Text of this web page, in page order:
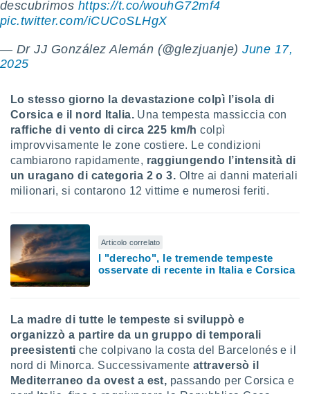
dei
il
di
e
per la
dei
la
delle
dei
e degli
descubrimos https://t.co/wouhG72mf4
pic.twitter.com/iCUCoSLHgX
— Dr JJ González Alemán (@glezjuanje)June 17,
2025
Lo stesso giorno la devastazione colpì l’isola di
Corsica e il nord Italia. Una tempesta massiccia con
raffiche di vento di circa 225 km/h colpì
improvvisamente le zone costiere. Le condizioni
cambiarono rapidamente, raggiungendo l’intensità di
un uragano di categoria 2 o 3. Oltre ai danni materiali
milionari, si contarono 12 vittime e numerosi feriti.
Articolo correlato
I "derecho", le tremende tempeste
osservate di recente in Italia e Corsica
La madre di tutte le tempeste si sviluppò e
organizzò a partire da un gruppo di temporali
preesistenti che colpivano la costa del Barcelonés e il
nord di Minorca. Successivamente attraversò il
Mediterraneo da ovest a est, passando per Corsica e